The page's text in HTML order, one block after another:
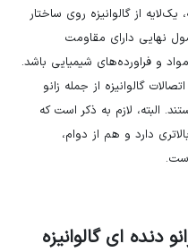
از گالوانیزه روی ساختار
نهایی دارای مقاومت
و فراورده‌های شیمیایی باشد.
گالوانیزه از جمله زانو
البته، لازم به ذکر است که
دارد و هم از دوام،
دنده ای گالوانیزه